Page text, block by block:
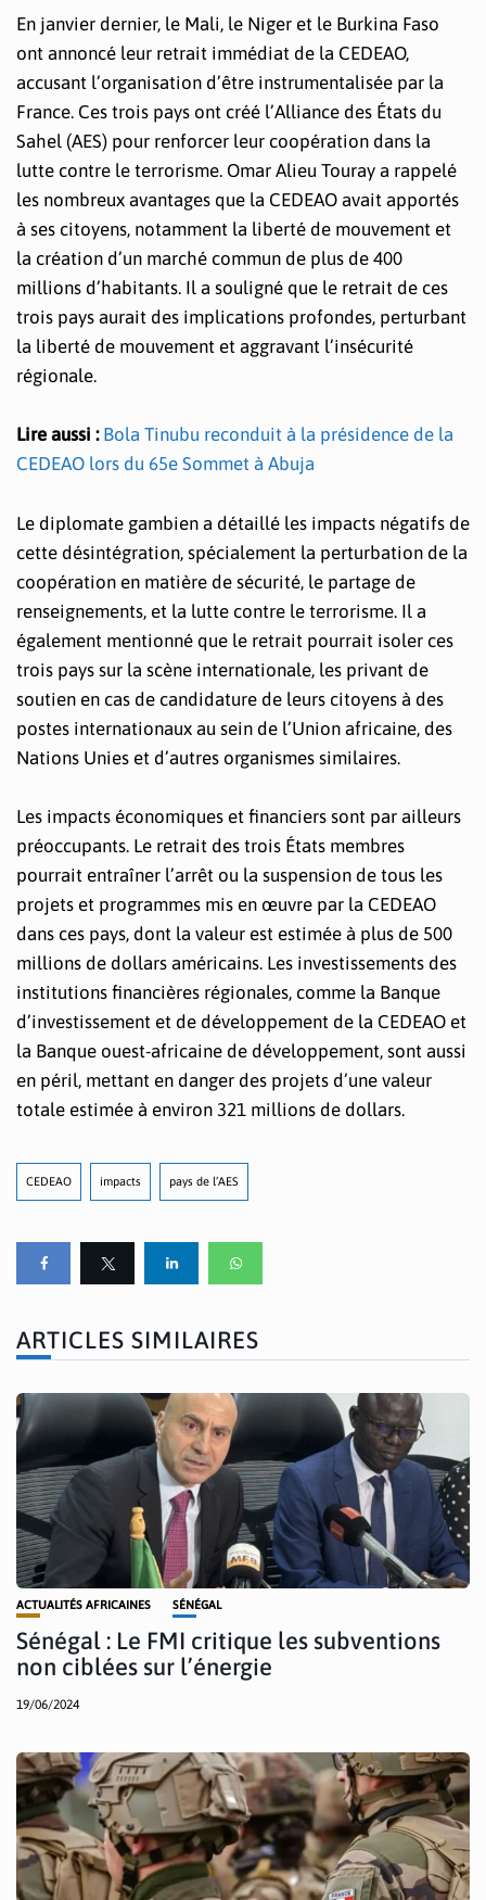
En janvier dernier, le Mali, le Niger et le Burkina Faso
ont annoncé leur retrait immédiat de la CEDEAO,
accusant l’organisation d’être instrumentalisée par la
France. Ces trois pays ont créé l’Alliance des États du
Sahel (AES) pour renforcer leur coopération dans la
lutte contre le terrorisme. Omar Alieu Touray a rappelé
les nombreux avantages que la CEDEAO avait apportés
à ses citoyens, notamment la liberté de mouvement et
la création d’un marché commun de plus de 400
millions d’habitants. Il a souligné que le retrait de ces
trois pays aurait des implications profondes, perturbant
la liberté de mouvement et aggravant l’insécurité
régionale.
Lire aussi : Bola Tinubu reconduit à la présidence de la
CEDEAO lors du 65e Sommet à Abuja
Le diplomate gambien a détaillé les impacts négatifs de
cette désintégration, spécialement la perturbation de la
coopération en matière de sécurité, le partage de
renseignements, et la lutte contre le terrorisme. Il a
également mentionné que le retrait pourrait isoler ces
trois pays sur la scène internationale, les privant de
soutien en cas de candidature de leurs citoyens à des
postes internationaux au sein de l’Union africaine, des
Nations Unies et d’autres organismes similaires.
Les impacts économiques et financiers sont par ailleurs
préoccupants. Le retrait des trois États membres
pourrait entraîner l’arrêt ou la suspension de tous les
projets et programmes mis en œuvre par la CEDEAO
dans ces pays, dont la valeur est estimée à plus de 500
millions de dollars américains. Les investissements des
institutions financières régionales, comme la Banque
d’investissement et de développement de la CEDEAO et
la Banque ouest-africaine de développement, sont aussi
en péril, mettant en danger des projets d’une valeur
totale estimée à environ 321 millions de dollars.
CEDEAO impacts pays de l’AES
ARTICLES SIMILAIRES
ACTUALITÉS AFRICAINES SÉNÉGAL
Sénégal : Le FMI critique les subventions
non ciblées sur l’énergie
19/06/2024